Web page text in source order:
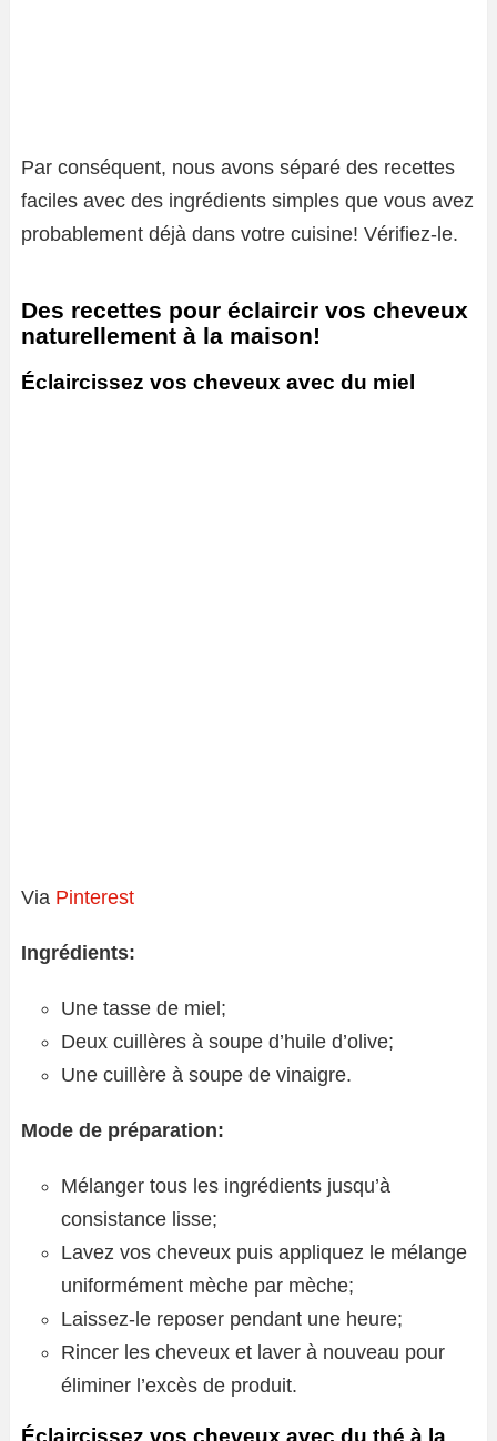
Par conséquent, nous avons séparé des recettes
faciles avec des ingrédients simples que vous avez
probablement déjà dans votre cuisine! Vérifiez-le.
Des recettes pour éclaircir vos cheveux
naturellement à la maison!
Éclaircissez vos cheveux avec du miel
Via Pinterest
Ingrédients:
Une tasse de miel;
Deux cuillères à soupe d’huile d’olive;
Une cuillère à soupe de vinaigre.
Mode de préparation:
Mélanger tous les ingrédients jusqu’à
consistance lisse;
Lavez vos cheveux puis appliquez le mélange
uniformément mèche par mèche;
Laissez-le reposer pendant une heure;
Rincer les cheveux et laver à nouveau pour
éliminer l’excès de produit.
Éclaircissez vos cheveux avec du thé à la